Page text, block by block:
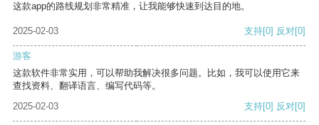
这款app的路线规划非常精准，让我能够快速到达目的地。
2025-02-03 支持[0] 反对[0]
游客
这款软件非常实用，可以帮助我解决很多问题。比如，我可以使用它来
查找资料、翻译语言、编写代码等。
2025-02-03
支持[0] 反对[0]